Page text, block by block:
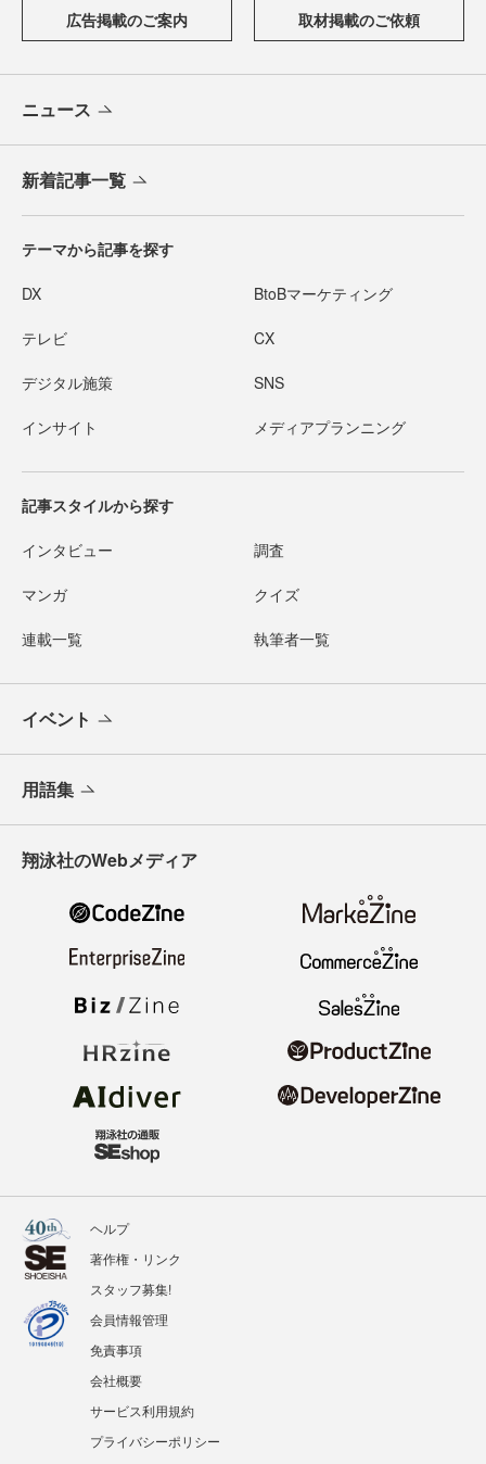
広告掲載のご案内 取材掲載のご依頼
ニュース
新着記事一覧
テーマから記事を探す
DX BtoBマーケティング
テレビ CX
デジタル施策 SNS
インサイト メディアプランニング
記事スタイルから探す
インタビュー 調査
マンガ クイズ
連載一覧 執筆者一覧
イベント
用語集
翔泳社のWebメディア
ヘルプ
著作権・リンク
スタッフ募集!
会員情報管理
免責事項
会社概要
サービス利用規約
プライバシーポリシー